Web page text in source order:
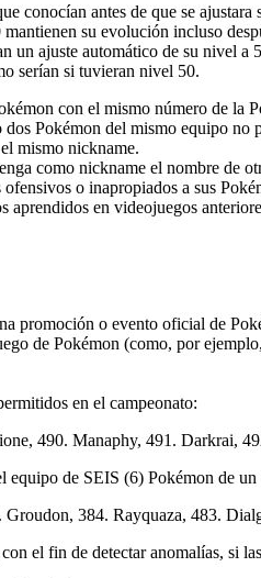
antes de que se ajustara
su evolución incluso
automático de su nivel a
serían si tuvieran nivel 50.
con el mismo número de la
Pokémon del mismo equipo
mismo nickname.
como nickname el nombre
o inapropiados a sus
en videojuegos
promoción o evento oficial de
de Pokémon (como, por
Sketch de
en el campeonato:
490. Manaphy, 491. Darkrai,
de SEIS (6) Pokémon de
384. Rayquaza, 483.
el fin de detectar anomalías, si